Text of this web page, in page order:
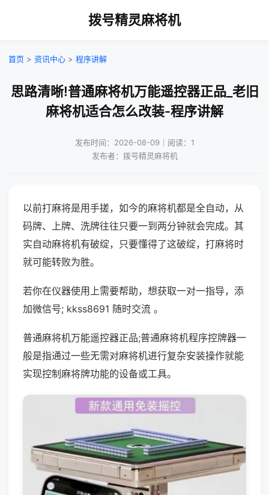
拨号精灵麻将机
首页 > 资讯中心 > 程序讲解
思路清晰!普通麻将机万能遥控器正品_老旧
麻将机适合怎么改装-程序讲解
发布时间：2026-08-09｜阅读：1
发布者：拨号精灵麻将机
以前打麻将是用手搓，如今的麻将机都是全自动，从
码牌、上牌、洗牌往往只要一到两分钟就会完成。其
实自动麻将机有破绽，只要懂得了这破绽，打麻将时
就可能转败为胜。
若你在仪器使用上需要帮助，想获取一对一指导，添
加微信号; kkss8691 随时交流 。
普通麻将机万能遥控器正品;普通麻将机程序控牌器一
般是指通过一些无需对麻将机进行复杂安装操作就能
实现控制麻将牌功能的设备或工具。